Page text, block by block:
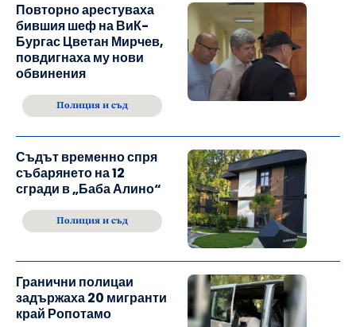
Повторно арестуваха
бившия шеф на ВиК-
Бургас Цветан Мирчев,
повдигнаха му нови
обвинения
Полиция и съд
Съдът временно спря
събарянето на 12
сгради в „Баба Алино“
Полиция и съд
Гранични полицаи
задържаха 20 мигранти
край Ропотамо